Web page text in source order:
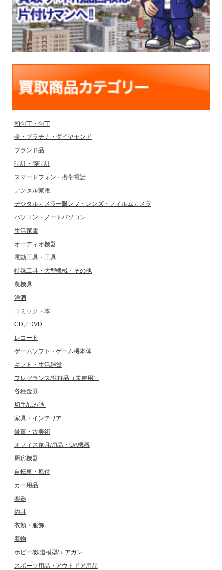
和包丁・包丁
金・プラチナ・ダイヤモンド
ブランド品
時計・腕時計
スマートフォン・携帯電話
デジタル家電
デジタルカメラ一眼レフ・レンズ・フィルムカメラ
パソコン・ノートパソコン
生活家電
オーディオ機器
電動工具・工具
特殊工具・大型機械・その他
農機具
洋酒
コミック・本
CD／DVD
レコード
ゲームソフト・ゲーム機本体
ギフト・生活雑貨
フレグランス/化粧品（未使用）
各種金券
切手/はがき
家具・インテリア
骨董・古美術
オフィス家具/用品・OA機器
厨房機器
自転車・原付
カー用品
楽器
釣具
衣類・服飾
着物
ホビー/鉄道模型/エアガン
スポーツ用品・アウトドア用品